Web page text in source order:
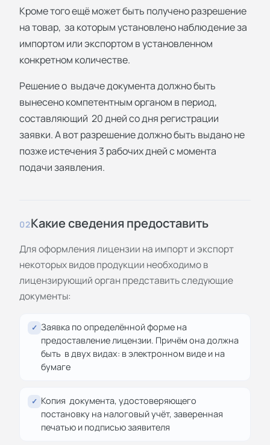
Кроме того ещё может быть получено разрешение
на товар, за которым установлено наблюдение за
импортом или экспортом в установленном
конкретном количестве.
Решение о выдаче документа должно быть
вынесено компетентным органом в период,
составляющий 20 дней со дня регистрации
заявки. А вот разрешение должно быть выдано не
позже истечения 3 рабочих дней с момента
подачи заявления.
02Какие сведения предоставить
Для оформления лицензии на импорт и экспорт
некоторых видов продукции необходимо в
лицензирующий орган представить следующие
документы:
✓ Заявка по определённой форме на
предоставление лицензии. Причём она должна
быть в двух видах: в электронном виде и на
бумаге
✓ Копия документа, удостоверяющего
постановку на налоговый учёт, заверенная
печатью и подписью заявителя